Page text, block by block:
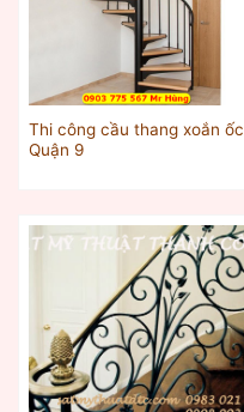
Thi công cầu thang xoắn ốc
Quận 9